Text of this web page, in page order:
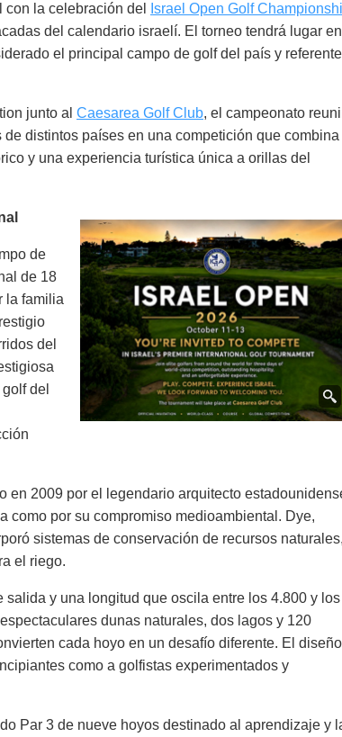
la celebración del
Israel Open Golf
del calendario israelí. El torneo tendrá lugar en
el principal campo de golf del país y referente
junto al Caesarea Golf Club, el campeonato
distintos países en una competición que combina
y una experiencia turística única a orillas del
de
de 18
la familia
del
del
en 2009 por el legendario arquitecto
como por su compromiso medioambiental. Dye,
sistemas de conservación de recursos naturales,
el riego.
salida y una longitud que oscila entre los 4.800 y los
dunas naturales, dos lagos y 120
cada hoyo en un desafío diferente. El diseño
como a golfistas experimentados y
Par 3 de nueve hoyos destinado al aprendizaje y